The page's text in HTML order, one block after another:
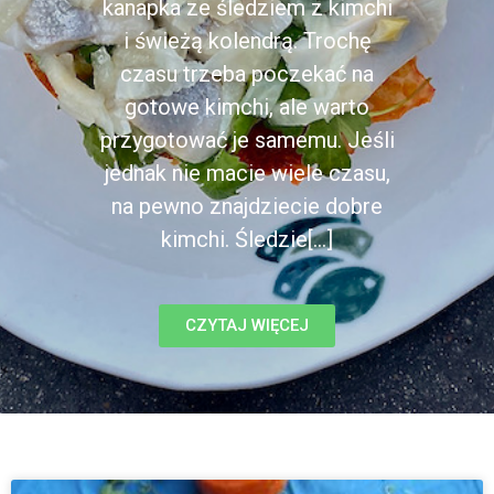
kanapka ze śledziem z kimchi
i świeżą kolendrą. Trochę
czasu trzeba poczekać na
gotowe kimchi, ale warto
przygotować je samemu. Jeśli
jednak nie macie wiele czasu,
na pewno znajdziecie dobre
kimchi. Śledzie[...]
CZYTAJ WIĘCEJ